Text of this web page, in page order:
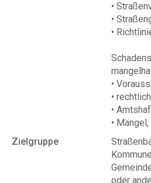
•
•
•
•
•
•
•
Zielgruppe
oder